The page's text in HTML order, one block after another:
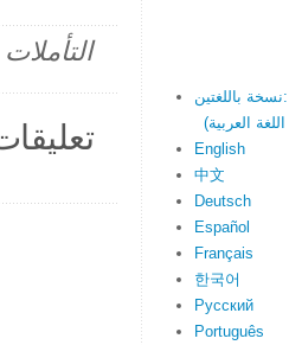
نسخة باللغتين:
English
中文
Deutsch
Español
Français
한국어
Русский
Português